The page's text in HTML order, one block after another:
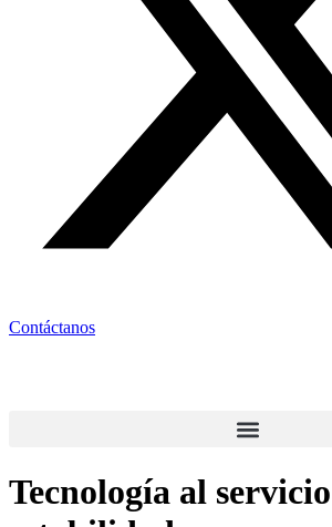
Contáctanos
Tecnología al